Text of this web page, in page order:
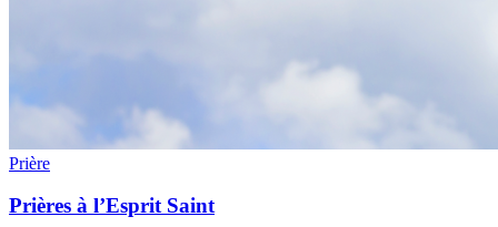
Prière
Prières à l’Esprit Saint